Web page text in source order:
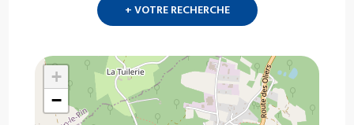
+ VOTRE RECHERCHE
+
−